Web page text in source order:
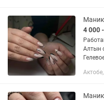
4 000
Алтын орда